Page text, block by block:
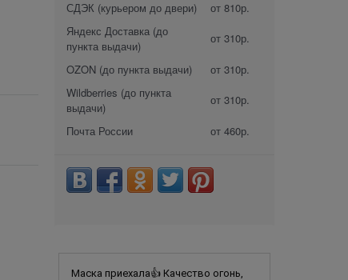
СДЭК (курьером до двери)
от 810р.
Яндекс Доставка (до
пункта выдачи)
от 310р.
OZON (до пункта выдачи)
от 310р.
Wildberries (до пункта
выдачи)
от 310р.
Почта России от 460р.
Маска приехала👍 Качество огонь,